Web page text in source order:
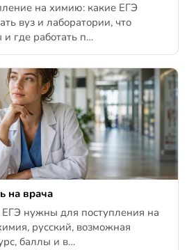
на химию: какие ЕГЭ
вуз и лаборатории, что
и где работать п…
на врача
ЕГЭ нужны для поступления на
русский, возможная
баллы и в…